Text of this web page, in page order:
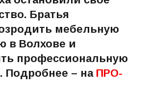
фабрика. В лихие 90-
остановили своё
Братья
мебельную
в Волхове и
профессиональную